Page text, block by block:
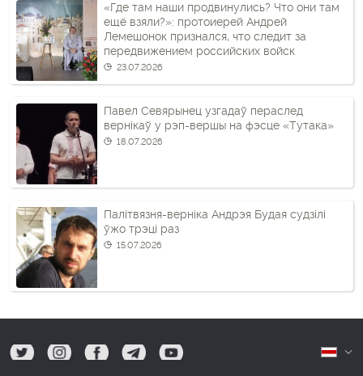
«Где там наши продвинулись? Что они там
ещё взяли?»: протоиерей Андрей
Лемешонок признался, что следит за
передвижением российских войск
23.07.2026
Павел Севярынец узгадаў пераслед
вернікаў у рэп-вершы на фэсце «Тутака»
18.07.2026
Палітвязня-верніка Андрэя Будая судзілі
ўжо трэці раз
15.07.2026
tw ig fb tg yt